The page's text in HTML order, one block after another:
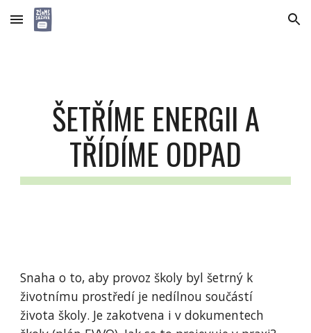
Skip to main content Skip to navigation
ŠETŘÍME ENERGII A
TŘÍDÍME ODPAD
Snaha o to, aby provoz školy byl šetrný k
životnímu prostředí je nedílnou součástí
života školy. Je zakotvena i v dokumentech